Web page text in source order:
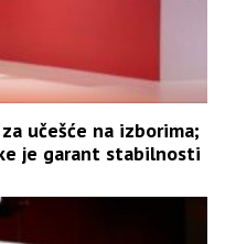
učešće na izborima;
je garant stabilnosti